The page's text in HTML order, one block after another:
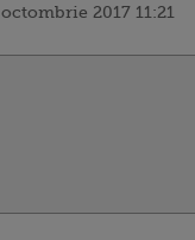
octombrie 2017 11:21